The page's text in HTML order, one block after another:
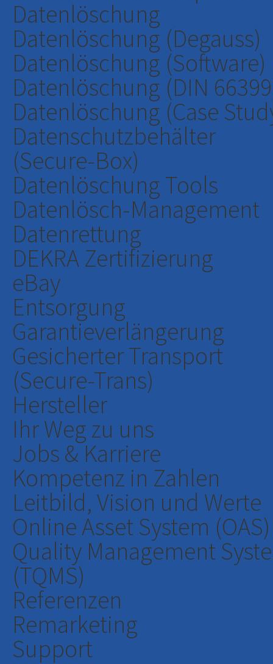
Datenlöschung
Datenlöschung (Degauss)
Datenlöschung (Software)
Datenlöschung (DIN
Datenlöschung (Case
Datenschutzbehälter
(Secure-Box)
Datenlöschung Tools
Datenlösch-Management
Datenrettung
DEKRA Zertifizierung
eBay
Entsorgung
Garantieverlängerung
Gesicherter Transport
(Secure-Trans)
Hersteller
Ihr Weg zu uns
Jobs & Karriere
Kompetenz in Zahlen
Leitbild, Vision und Werte
Online Asset System (OAS)
Quality Management
(TQMS)
Referenzen
Remarketing
Support